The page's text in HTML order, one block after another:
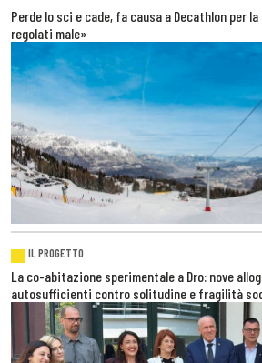
Perde lo sci e cade, fa causa a Decathlon per
regolati male»
IL PROGETTO
La co-abitazione sperimentale a Dro: nove
autosufficienti contro solitudine e fragilità